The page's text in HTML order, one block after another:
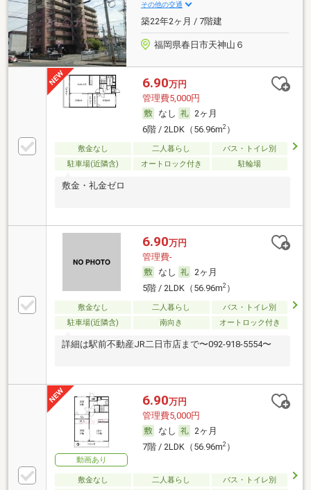
その他の交通
築22年2ヶ月 / 7階建
福岡県春日市天神山６
6.90万円
管理費5,000円
なし
2ヶ月
6階 / 2LDK（56.96m2）
敷金なし 二人暮らし
バス・トイレ別
駐車場(近隣含)
オートロック付き 駐輪場
敷金・礼金ゼロ
6.90万円
管理費-
なし
2ヶ月
5階 / 2LDK（56.96m2）
敷金なし 二人暮らし
バス・トイレ別
駐車場(近隣含)
南向き オートロック付き
詳細は駅前不動産JR二日市店まで〜092-918-5554〜
動画あり
6.90万円
管理費5,000円
なし
2ヶ月
7階 / 2LDK（56.96m2）
敷金なし 二人暮らし バス・トイレ別